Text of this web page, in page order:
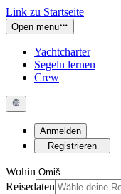
Link zu Startseite
Open menu
Yachtcharter
Segeln lernen
Crew
Anmelden
Registrieren
Wohin
Reisedaten